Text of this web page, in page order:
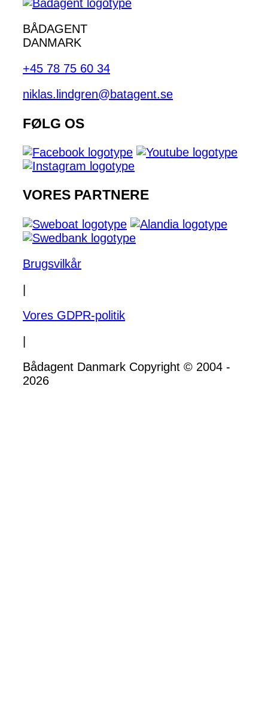
BÅDAGENT
DANMARK
+45 78 75 60 34
niklas.lindgren@batagent.se
FØLG OS
VORES PARTNERE
Brugsvilkår
Vores GDPR-politik
Bådagent Danmark Copyright © 2004 -
2026